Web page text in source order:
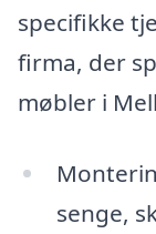
specifikke
firma, der
møbler i
senge,